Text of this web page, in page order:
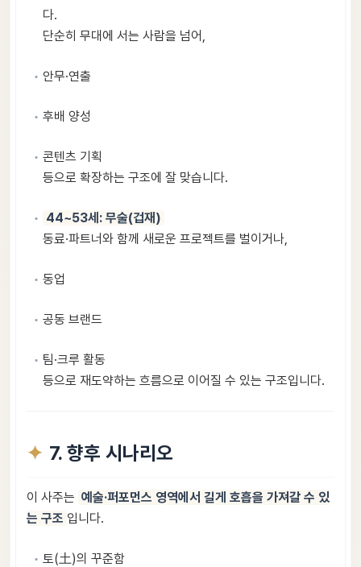
다.
단순히 무대에 서는 사람을 넘어,
안무·연출
후배 양성
콘텐츠 기획
등으로 확장하는 구조에 잘 맞습니다.
44~53세: 무술(겁재)
동료·파트너와 함께 새로운 프로젝트를 벌이거나,
동업
공동 브랜드
팀·크루 활동
등으로 재도약하는 흐름으로 이어질 수 있는 구조입니다.
7. 향후 시나리오
이 사주는 예술·퍼포먼스 영역에서 길게 호흡을 가져갈 수 있
는 구조 입니다.
토(土)의 꾸준함